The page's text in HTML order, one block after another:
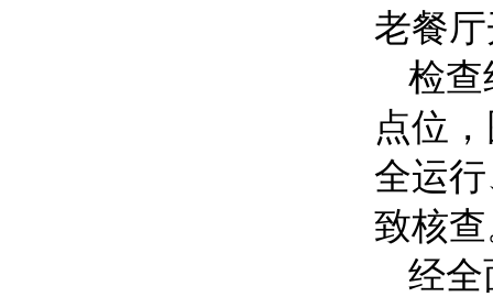
老餐
检查
点位
全运
致核
经全